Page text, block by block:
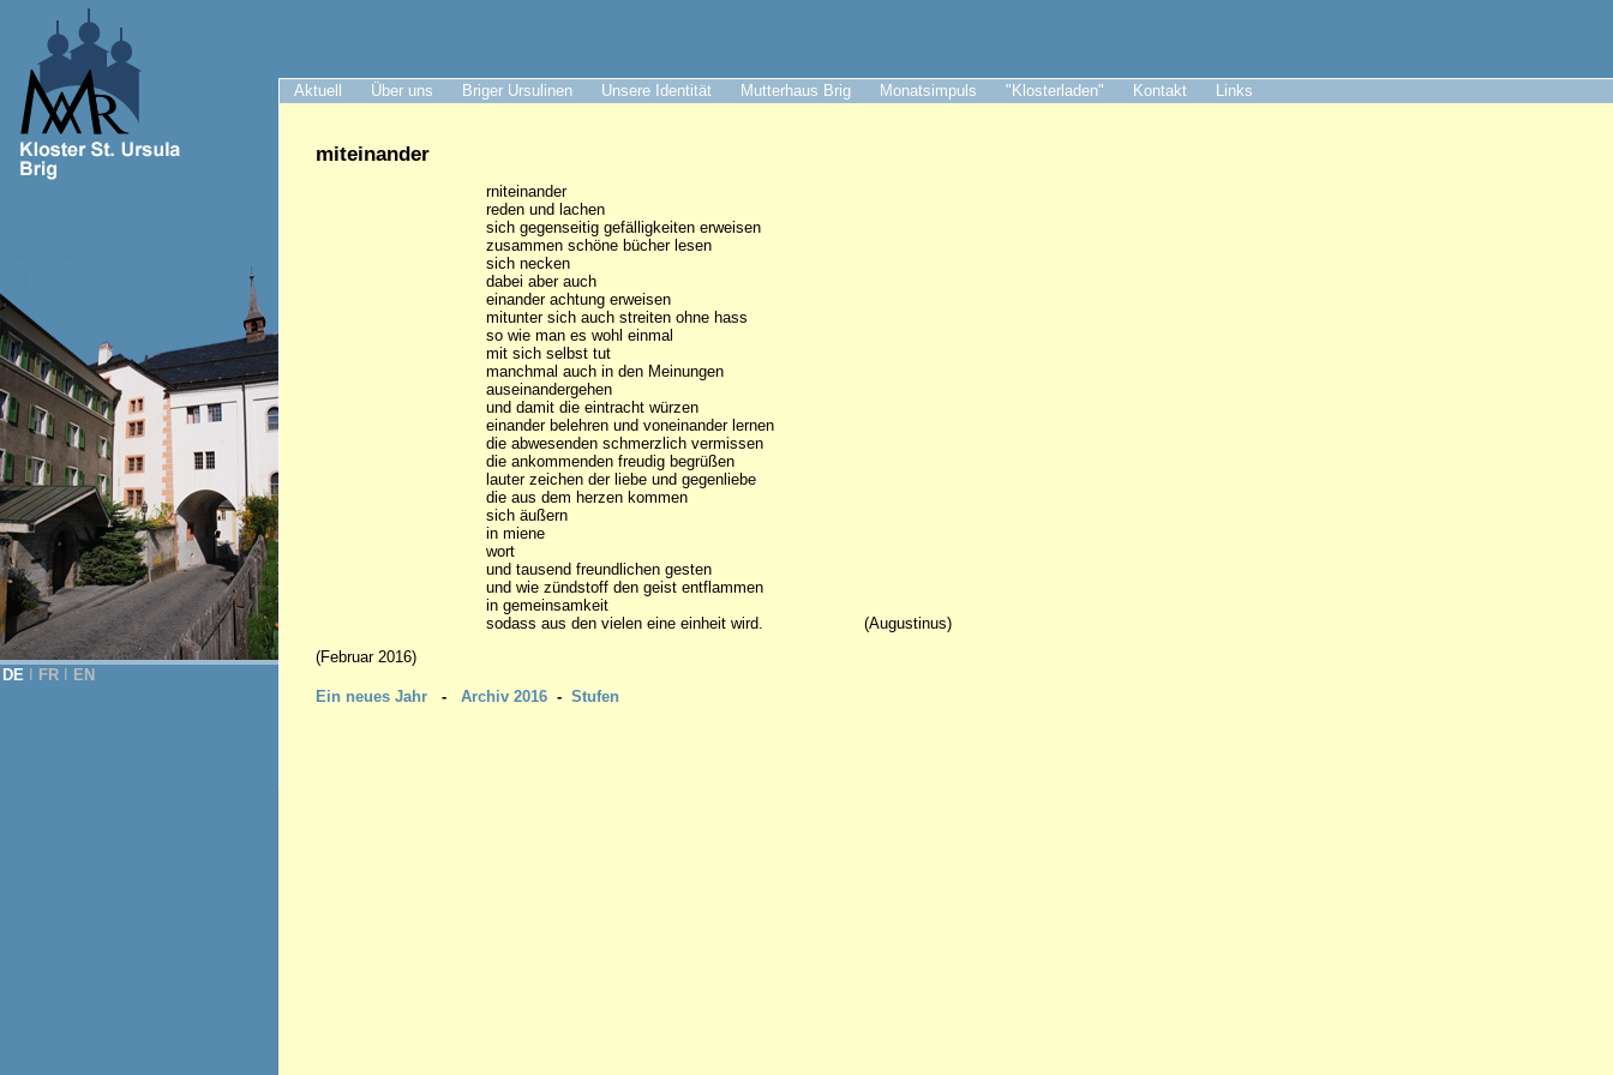
Aktuell Über uns Briger Ursulinen Unsere Identität Mutterhaus Brig Monatsimpuls "Klosterladen" Kontakt Links
DE FR EN
miteinander
rniteinander
reden und lachen
sich gegenseitig gefälligkeiten erweisen
zusammen schöne bücher lesen
sich necken
dabei aber auch
einander achtung erweisen
mitunter sich auch streiten ohne hass
so wie man es wohl einmal
mit sich selbst tut
manchmal auch in den Meinungen
auseinandergehen
und damit die eintracht würzen
einander belehren und voneinander lernen
die abwesenden schmerzlich vermissen
die ankommenden freudig begrüßen
lauter zeichen der liebe und gegenliebe
die aus dem herzen kommen
sich äußern
in miene
wort
und tausend freundlichen gesten
und wie zündstoff den geist entflammen
in gemeinsamkeit
sodass aus den vielen eine einheit wird. (Augustinus)
(Februar 2016)
Ein neues Jahr - Archiv 2016 - Stufen